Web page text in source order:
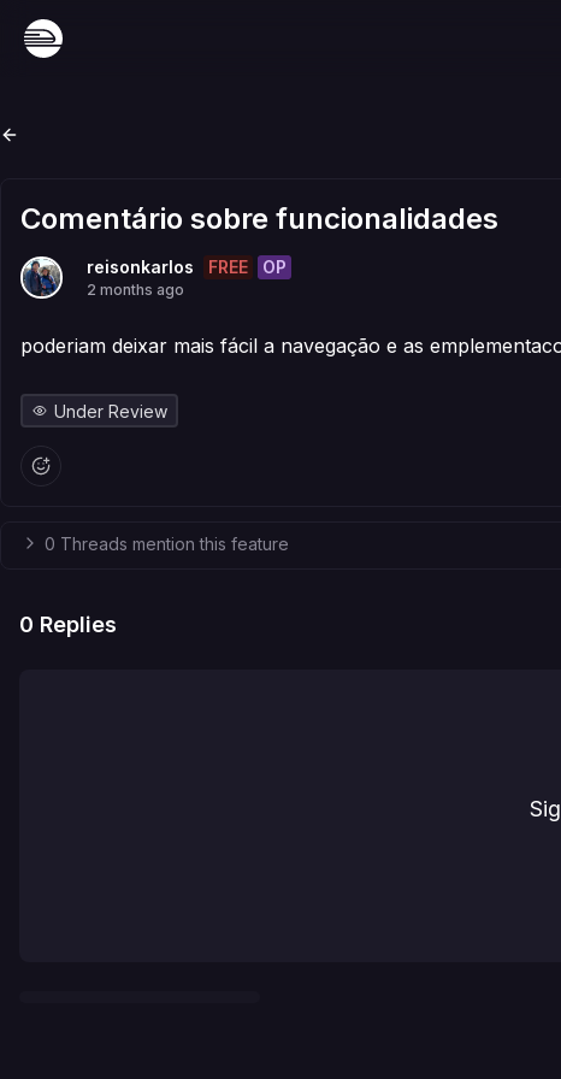
Comentário sobre funcionalidades
reisonkarlos FREE OP
2 months ago
poderiam deixar mais fácil a navegação e as
Under Review
0 Threads mention this feature
0 Replies